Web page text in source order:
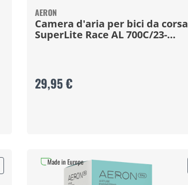
AERON
Camera d'aria per bici da corsa
SuperLite Race AL 700C/23-
29,95 €
Made in Europe